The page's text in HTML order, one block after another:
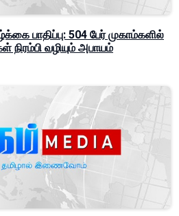
பாதிப்பு: 504 பேர் முகாம்களில்
வழியும் அபாயம்